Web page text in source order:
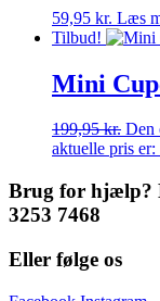
59,95 kr. Læs
Tilbud!
Mini
199,95kr. Den
aktuelle pris
Brug for hjælp?
3253 7468
Eller følge os